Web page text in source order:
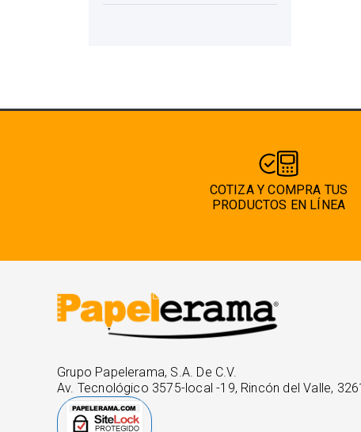
COTIZA Y COMPRA TUS
PRODUCTOS EN LÍNEA
Grupo Papelerama, S.A. De C.V.
Av. Tecnológico 3575-local -19, Rincón del Valle,